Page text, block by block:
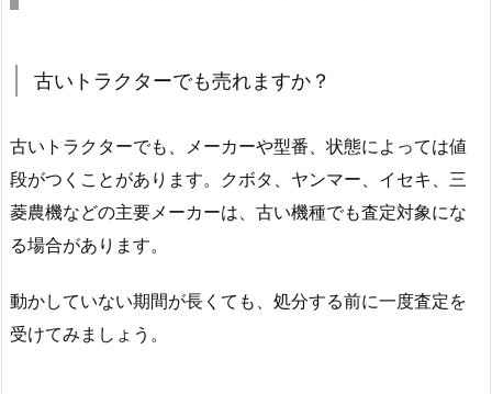
古いトラクターでも売れますか？
古いトラクターでも、メーカーや型番、状態によっては値
段がつくことがあります。クボタ、ヤンマー、イセキ、三
菱農機などの主要メーカーは、古い機種でも査定対象にな
る場合があります。
動かしていない期間が長くても、処分する前に一度査定を
受けてみましょう。